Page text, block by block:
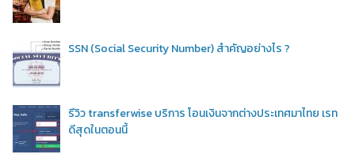
SSN (Social Security Number) สำคัญอย่างไร ?
รีวิว transferwise บริการ โอนเงินจากต่างประเทศมาไทย เรท
ดีสุดในตอนนี้